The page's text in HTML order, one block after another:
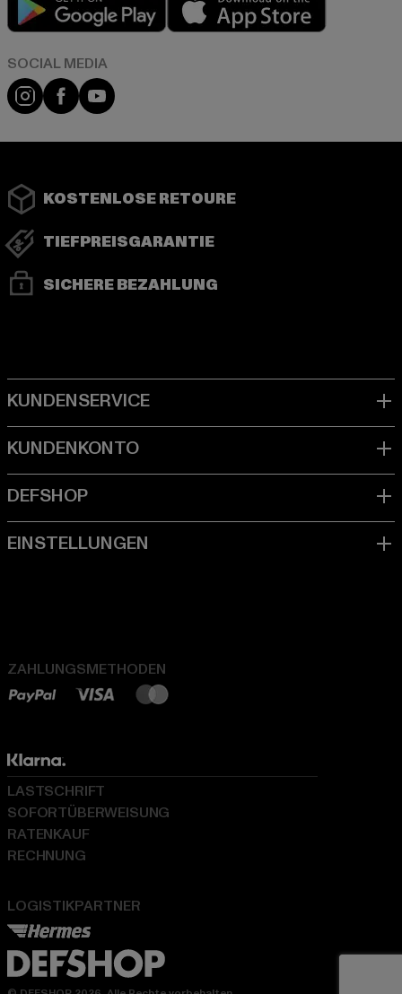
Instagram
FacebookYouTube
KOSTENLOSE RETOURE
TIEFPREISGARANTIE
SICHERE BEZAHLUNG
ZAHLUNGSMETHODEN
LOGISTIKPARTNER
LASTSCHRIFT
SOFORTÜBERWEISUNG
RATENKAUF
RECHNUNG